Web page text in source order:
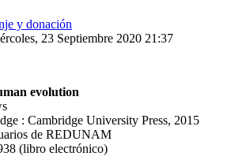
y donación
23 Septiembre 2020 21:37
evolution
: Cambridge University Press, 2015
de REDUNAM
(libro electrónico)